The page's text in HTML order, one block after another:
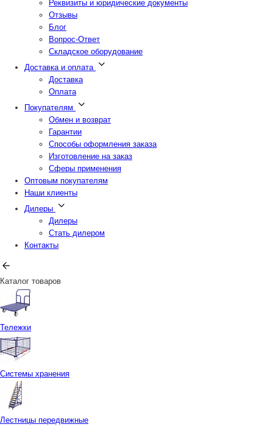
Реквизиты и юридические документы
Отзывы
Блог
Вопрос-Ответ
Складское оборудование
Доставка и оплата
Доставка
Оплата
Покупателям
Обмен и возврат
Гарантии
Способы оформления заказа
Изготовление на заказ
Сферы применения
Оптовым покупателям
Наши клиенты
Дилеры
Дилеры
Стать дилером
Контакты
Каталог товаров
Тележки
Системы хранения
Лестницы передвижные